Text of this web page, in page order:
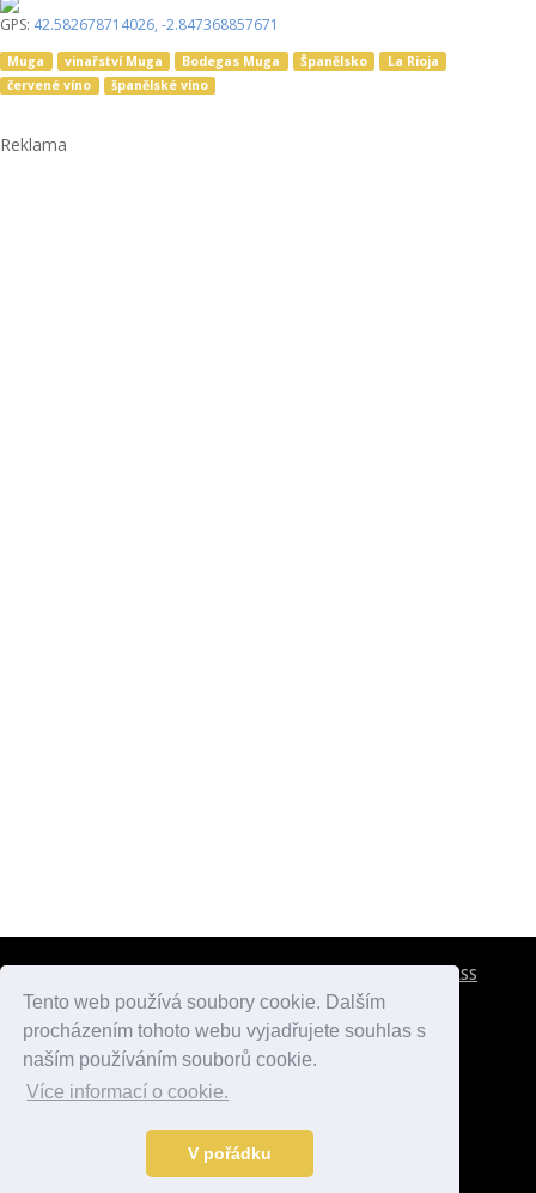
Tento web používá soubory cookie. Dalším
procházením tohoto webu vyjadřujete souhlas s
naším používáním souborů cookie.
Více informací o cookie.
V pořádku
GPS: 42.582678714026, -2.847368857671
Muga vinařství Muga Bodegas Muga Španělsko
La Rioja
červené víno
španělské víno
Reklama
RSS
atlaspamatek.info
Data o počasí jsou přebírána z
Kontakt:mail@desperado.cz